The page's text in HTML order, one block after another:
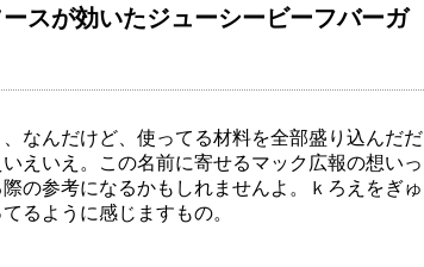
スが効いたジューシービーフバーガ
なんだけど、使ってる材料を全部盛り込んだだ
えいえ。この名前に寄せるマック広報の想いっ
の参考になるかもしれませんよ。ｋろえをぎゅ
るように感じますもの。